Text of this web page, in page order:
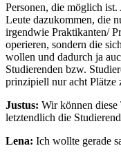
Personen, die möglich
Leute dazukommen, die
irgendwie Praktikanten/
operieren, sondern die
wollen und dadurch ja
Studierenden bzw.
prinzipiell nur acht Plätze
Justus: Wir können
letztendlich die
Lena: Ich wollte gerade